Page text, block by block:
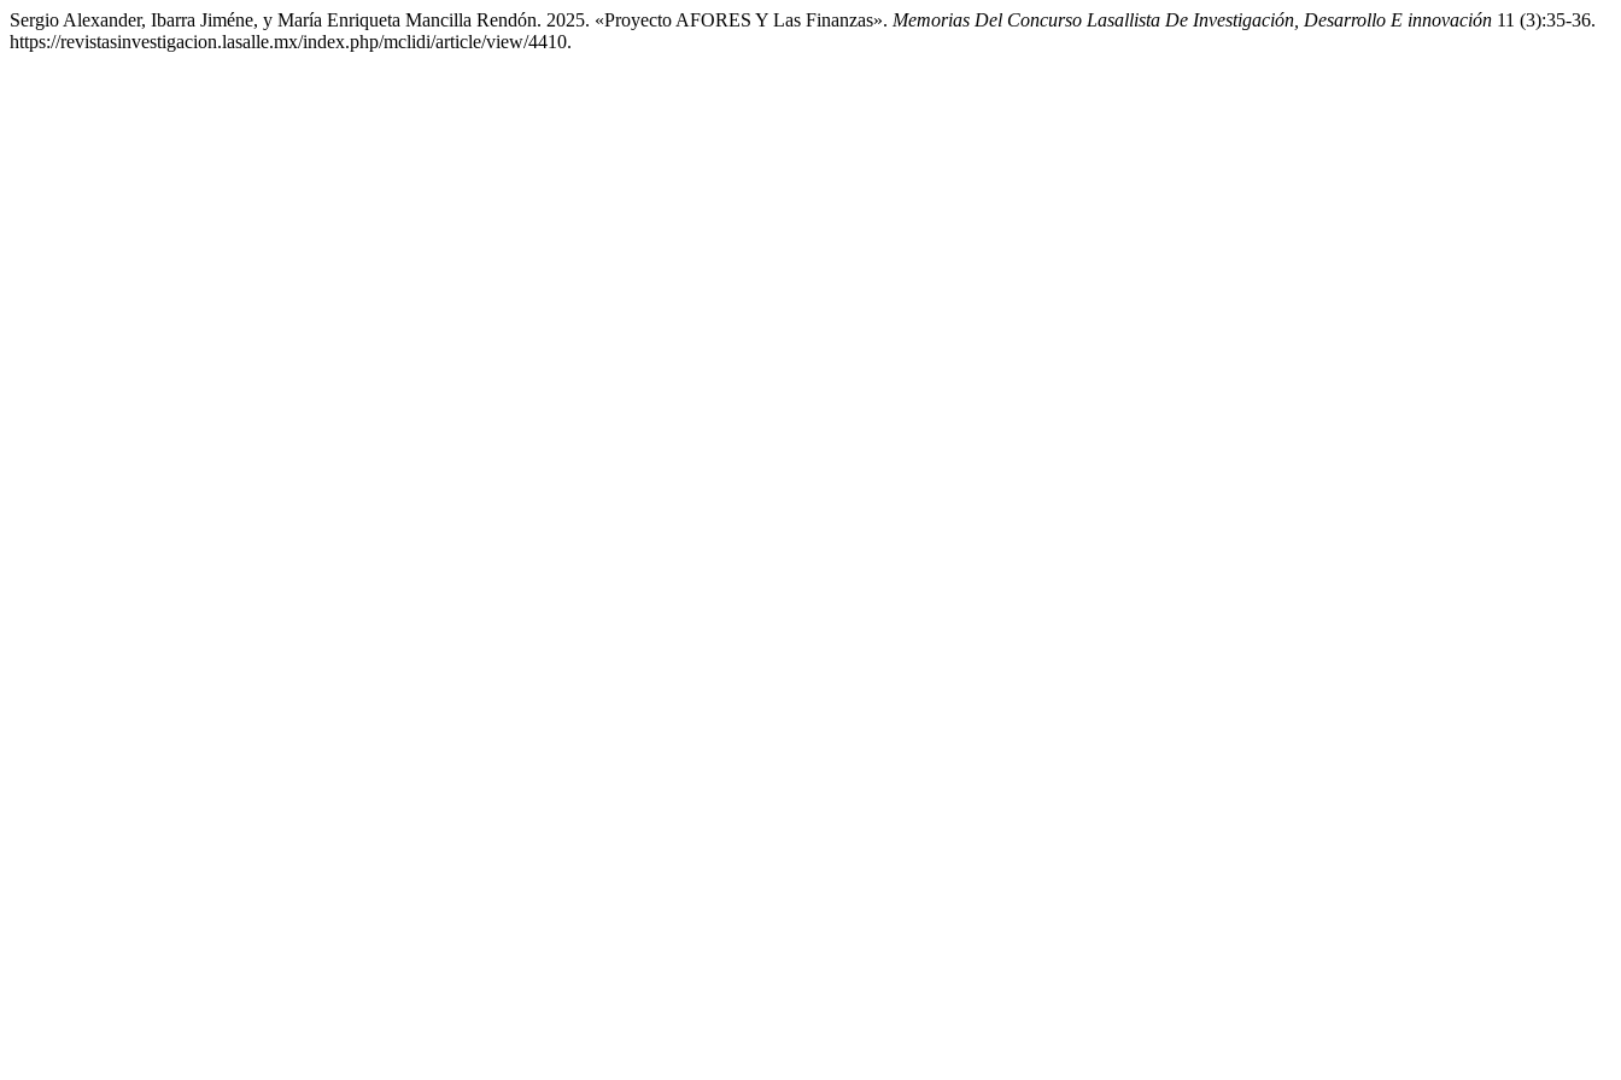
Sergio Alexander, Ibarra Jiméne, y María Enriqueta Mancilla Rendón. 2025. «Proyecto AFORES Y Las Finanzas». Memorias Del Concurso Lasallista De Investigación, Desarrollo E innovación 11 (3):35-36.
https://revistasinvestigacion.lasalle.mx/index.php/mclidi/article/view/4410.